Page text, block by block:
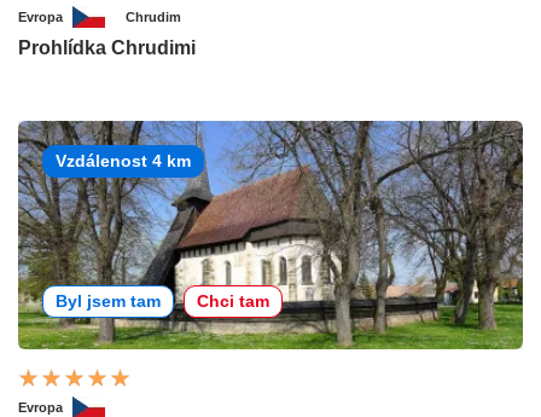
Evropa Chrudim
Prohlídka Chrudimi
Vzdálenost 4 km
Byl jsem tam Chci tam
Evropa